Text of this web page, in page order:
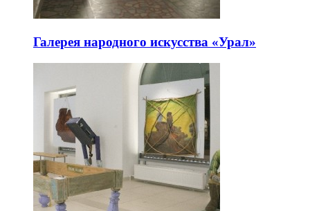
Галерея народного искусства «Урал»